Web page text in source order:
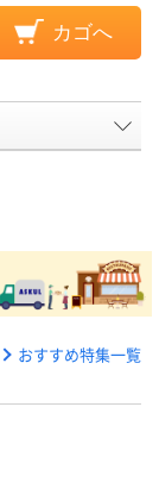
カゴへ
おすすめ特集一覧